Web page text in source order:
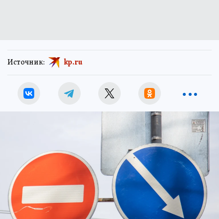
Источник: kp.ru